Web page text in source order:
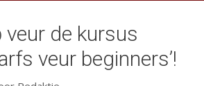
veur de kursus
veur beginners’!